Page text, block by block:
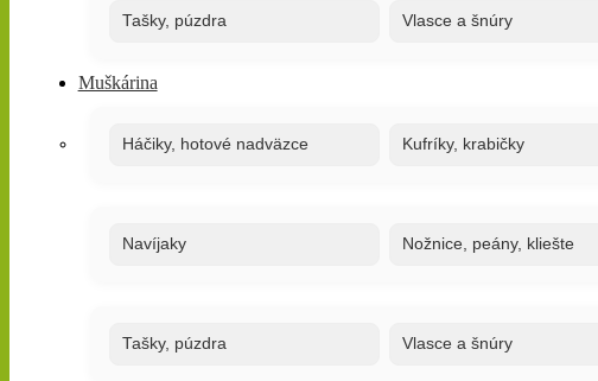
Tašky, púzdra Vlasce a šnúry
Muškárina
Háčiky, hotové nadväzce Kufríky, krabičky
Navíjaky Nožnice, peány, kliešte
Tašky, púzdra Vlasce a šnúry